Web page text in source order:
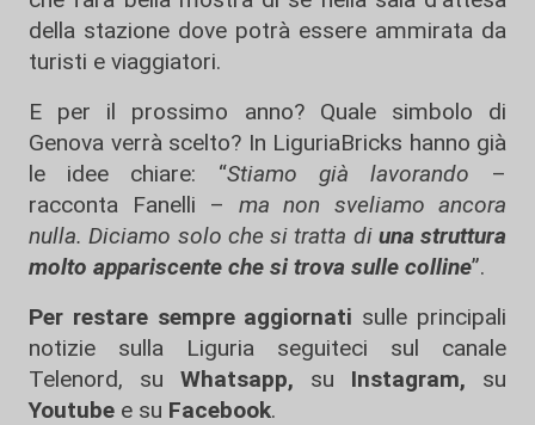
della stazione dove potrà essere ammirata da
turisti e viaggiatori.
E per il prossimo anno? Quale simbolo di
Genova verrà scelto? In LiguriaBricks hanno già
le idee chiare: “Stiamo già lavorando –
racconta Fanelli – ma non sveliamo ancora
nulla. Diciamo solo che si tratta di una struttura
molto appariscente che si trova sulle colline”.
Per restare sempre aggiornati sulle principali
notizie sulla Liguria seguiteci sul canale
Telenord, su
Whatsapp, su Instagram, su
Youtube e su Facebook.